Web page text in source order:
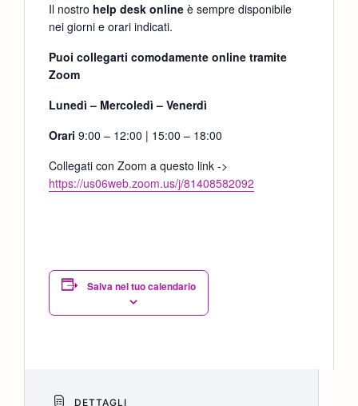
Il nostro help desk online è sempre disponibile
nei giorni e orari indicati.
Puoi collegarti comodamente online tramite
Zoom
Lunedì – Mercoledì – Venerdì
Orari 9:00 – 12:00 | 15:00 – 18:00
Collegati con Zoom a questo link ->
https://us06web.zoom.us/j/81408582092
Salva nel tuo calendario
DETTAGLI